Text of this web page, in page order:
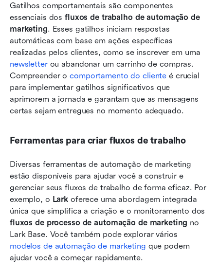
Gatilhos comportamentais são componentes
essenciais dos fluxos de trabalho de automação de
marketing. Esses gatilhos iniciam respostas
automáticas com base em ações específicas
newsletter ou abandonar um carrinho de compras.
Compreender o comportamento do cliente é crucial
para implementar gatilhos significativos que
aprimorem a jornada e garantam que as mensagens
certas sejam entregues no momento adequado.
Ferramentas para criar fluxos de trabalho
Diversas ferramentas de automação de marketing
estão disponíveis para ajudar você a construir e
gerenciar seus fluxos de trabalho de forma eficaz. Por
exemplo, o Lark oferece uma abordagem integrada
fluxos de processo de automação de marketing no
modelos de automação de marketing que podem
ajudar você a começar rapidamente.